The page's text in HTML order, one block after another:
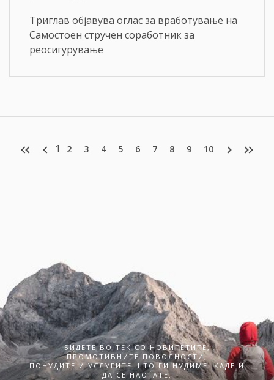
Триглав објавува оглас за вработување на
Самостоен стручен соработник за
реосигурување
1 2 3 4 5 6 7 8 9 10
БИДЕТЕ ВО ТЕК СО НОВИТЕТИТЕ,
ПРОМОТИВНИТЕ ПОВОЛНОСТИ,
ПОНУДИТЕ И УСЛУГИТЕ ШТО ГИ НУДИМЕ. КАДЕ И
ДА СЕ НАОЃАТЕ.